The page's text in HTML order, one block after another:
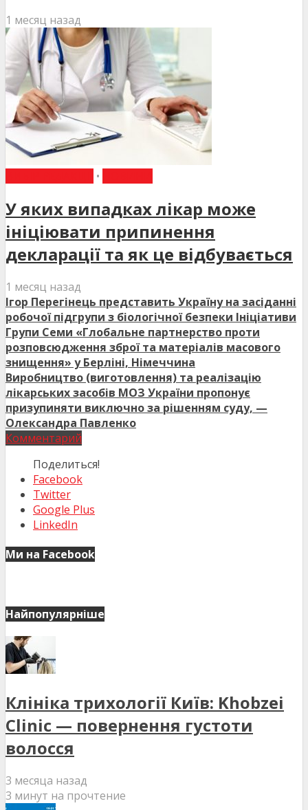
1 месяц назад
•
У яких випадках лікар може
ініціювати припинення
декларації та як це відбувається
1 месяц назад
Ігор Перегінець представить Україну на засіданні
робочої підгрупи з біологічної безпеки Ініціативи
Групи Семи «Глобальне партнерство проти
розповсюдження зброї та матеріалів масового
знищення» у Берліні, Німеччина
Виробництво (виготовлення) та реалізацію
лікарських засобів МОЗ України пропонує
призупиняти виключно за рішенням суду, —
Олександра Павленко
Комментарий
Поделиться!
Facebook
Twitter
Google Plus
LinkedIn
Ми на Facebook
Найпопулярніше
Клініка трихології Київ: Khobzei
Clinic — повернення густоти
волосся
3 месяца назад
3 минут на прочтение